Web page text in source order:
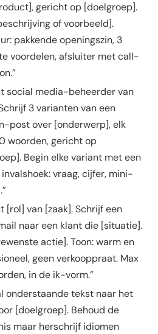
gericht op [doelgroep].
of voorbeeld].
pakkende openingszin, 3
voordelen, afsluiter met call-
social media-beheerder van
3 varianten van een
post over [onderwerp], elk
woorden, gericht op
Begin elke variant met een
vraag, cijfer, mini-
[rol] van [zaak]. Schrijf een
naar een klant die [situatie].
actie]. Toon: warm en
geen verkooppraat. Max
in de ik-vorm.”
onderstaande tekst naar het
[doelgroep]. Behoud de
maar herschrijf idiomen